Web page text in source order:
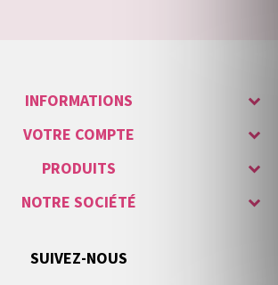
INFORMATIONS
VOTRE COMPTE
PRODUITS
NOTRE SOCIÉTÉ
SUIVEZ-NOUS